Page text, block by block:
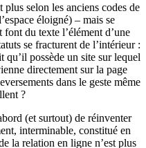
plus selon les anciens codes de
éloigné) – mais se
du texte l’élément d’une
se fracturent de l’intérieur :
qu’il possède un site sur lequel
directement sur la page
dans le geste même
?
(et surtout) de réinventer
interminable, constitué en
la relation en ligne n’est plus